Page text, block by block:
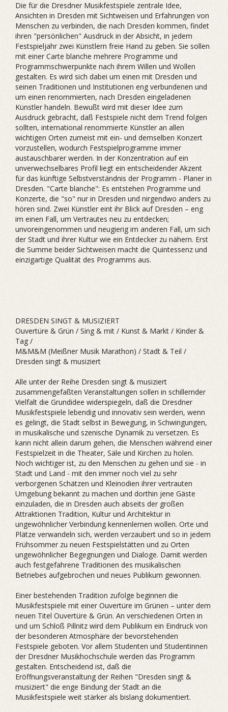
Die für die Dresdner Musikfestspiele zentrale Idee,
Ansichten in Dresden mit Sichtweisen und Erfahrungen von
Menschen zu verbinden, die nach Dresden kommen, findet
ihren "persönlichen" Ausdruck in der Absicht, in jedem
Festspieljahr zwei Künstlern freie Hand zu geben. Sie sollen
mit einer Carte blanche mehrere Programme und
Programmschwerpunkte nach ihrem Willen und Wollen
gestalten. Es wird sich dabei um einen mit Dresden und
seinen Traditionen und Institutionen eng verbundenen und
um einen renommierten, nach Dresden eingeladenen
Künstler handeln. Bewußt wird mit dieser Idee zum
Ausdruck gebracht, daß Festspiele nicht dem Trend folgen
sollten, international renommierte Künstler an allen
wichtigen Orten zumeist mit ein- und demselben Konzert
vorzustellen, wodurch Festspielprogramme immer
austauschbarer werden. In der Konzentration auf ein
unverwechselbares Profil liegt ein entscheidender Akzent
für das künftige Selbstverständnis der Programm - Planer in
Dresden. "Carte blanche": Es entstehen Programme und
Konzerte, die "so" nur in Dresden und nirgendwo anders zu
hören sind. Zwei Künstler eint ihr Blick auf Dresden – eng
im einen Fall, um Vertrautes neu zu entdecken;
unvoreingenommen und neugierig im anderen Fall, um sich
der Stadt und ihrer Kultur wie ein Entdecker zu nähern. Erst
die Summe beider Sichtweisen macht die Quintessenz und
einzigartige Qualität des Programms aus.
DRESDEN SINGT & MUSIZIERT
Ouvertüre & Grün / Sing & mit / Kunst & Markt / Kinder &
Tag /
M&M&M (Meißner Musik Marathon) / Stadt & Teil /
Dresden singt & musiziert
Alle unter der Reihe Dresden singt & musiziert
zusammengefaßten Veranstaltungen sollen in schillernder
Vielfalt die Grundidee widerspiegeln, daß die Dresdner
Musikfestspiele lebendig und innovativ sein werden, wenn
es gelingt, die Stadt selbst in Bewegung, in Schwingungen,
in musikalische und szenische Dynamik zu versetzen. Es
kann nicht allein darum gehen, die Menschen während einer
Festspielzeit in die Theater, Säle und Kirchen zu holen.
Noch wichtiger ist, zu den Menschen zu gehen und sie - in
Stadt und Land - mit den immer noch viel zu sehr
verborgenen Schätzen und Kleinodien ihrer vertrauten
Umgebung bekannt zu machen und dorthin jene Gäste
einzuladen, die in Dresden auch abseits der großen
Attraktionen Tradition, Kultur und Architektur in
ungewöhnlicher Verbindung kennenlernen wollen. Orte und
Plätze verwandeln sich, werden verzaubert und so in jedem
Frühsommer zu neuen Festspielstätten und zu Orten
ungewöhnlicher Begegnungen und Dialoge. Damit werden
auch festgefahrene Traditionen des musikalischen
Betriebes aufgebrochen und neues Publikum gewonnen.
Einer bestehenden Tradition zufolge beginnen die
Musikfestspiele mit einer Ouvertüre im Grünen – unter dem
neuen Titel Ouvertüre & Grün. An verschiedenen Orten in
und um Schloß Pillnitz wird dem Publikum ein Eindruck von
der besonderen Atmosphäre der bevorstehenden
Festspiele geboten. Vor allem Studenten und Studentinnen
der Dresdner Musikhochschule werden das Programm
gestalten. Entscheidend ist, daß die
Eröffnungsveranstaltung der Reihen "Dresden singt &
musiziert" die enge Bindung der Stadt an die
Musikfestspiele weit stärker als bislang dokumentiert.